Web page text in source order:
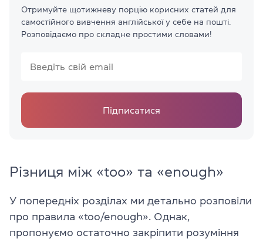
Отримуйте щотижневу порцію корисних статей для
самостійного вивчення англійської у себе на пошті.
Розповідаємо про складне простими словами!
Підписатися
Різниця між «too» та «enough»
У попередніх розділах ми детально розповіли
про правила «too/enough». Однак,
пропонуємо остаточно закріпити розуміння